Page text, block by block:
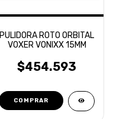
PULIDORA ROTO ORBITAL
VOXER VONIXX 15MM
$454.593